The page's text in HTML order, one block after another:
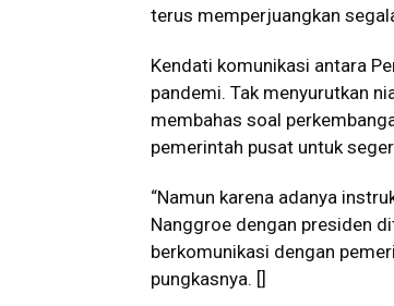
terus memperjuangkan
Kendati komunikasi antara
pandemi. Tak menyurutkan
membahas soal
pemerintah pusat untuk
“Namun karena adanya
Nanggroe dengan presiden
berkomunikasi dengan
pungkasnya. []